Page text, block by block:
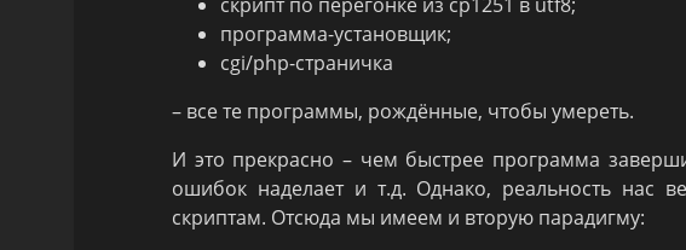
программа-установщик;
cgi/php-страничка
– все те программы, рождённые, чтобы умереть.
И это прекрасно – чем быстрее программа
ошибок наделает и т.д. Однако, реальность нас
скриптам. Отсюда мы имеем и вторую парадигму: